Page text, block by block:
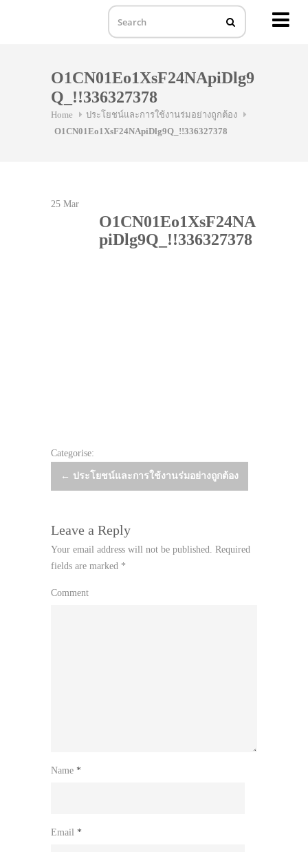
O1CN01Eo1XsF24NApiDlg9
Q_!!336327378
Home
ประโยชน์และการใช้งานร่มอย่างถูกต้อง
O1CN01Eo1XsF24NApiDlg9Q_!!336327378
25 Mar
O1CN01Eo1XsF24NA
piDlg9Q_!!336327378
Categorise:
Post
← ประโยชน์และการใช้งานร่มอย่างถูกต้อง
Leave a Reply
Your email address will not be published. Required
fields are marked *
Comment
Name *
Email *